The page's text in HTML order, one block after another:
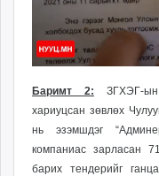
Баримт 2: ЗГХЭГ-ын
хариуцсан зөвлөх
нь эзэмшдэг
компаниас зарласан
барих тендерийг